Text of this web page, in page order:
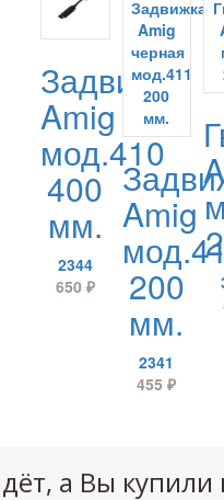
Задвижка
Amig
мод.410
400
мм.
2344
650 ₽
Amig
200
мм.
2341
455₽
а Вы